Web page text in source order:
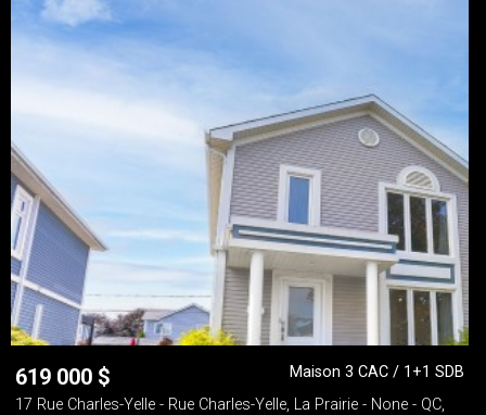
619 000 $
Maison 3 CAC / 1+1 SDB
17 Rue Charles-Yelle - Rue Charles-Yelle, La Prairie - None - QC,